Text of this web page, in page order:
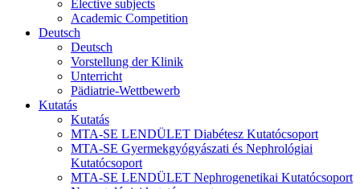
Elective subjects
Academic Competition
Deutsch
Deutsch
Vorstellung der Klinik
Unterricht
Pädiatrie-Wettbewerb
Kutatás
Kutatás
MTA-SE LENDÜLET Diabétesz Kutatócsoport
MTA-SE Gyermekgyógyászati és Nephrológiai
Kutatócsoport
MTA-SE LENDÜLET Nephrogenetikai Kutatócsoport